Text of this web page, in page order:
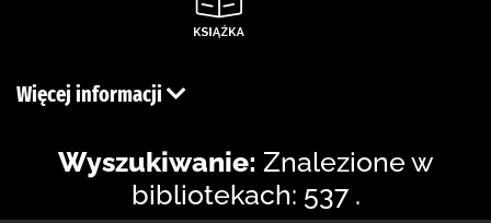
Więcej informacji
Wyszukiwanie: Znalezione w
bibliotekach: 537 .